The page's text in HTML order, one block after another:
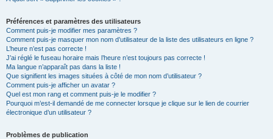
Préférences et paramètres des utilisateurs
Comment puis-je modifier mes paramètres ?
Comment puis-je masquer mon nom d’utilisateur de la liste des utilisateurs en ligne ?
L’heure n’est pas correcte !
J’ai réglé le fuseau horaire mais l’heure n’est toujours pas correcte !
Ma langue n’apparaît pas dans la liste !
Que signifient les images situées à côté de mon nom d’utilisateur ?
Comment puis-je afficher un avatar ?
Quel est mon rang et comment puis-je le modifier ?
Pourquoi m’est-il demandé de me connecter lorsque je clique sur le lien de courrier
électronique d’un utilisateur ?
Problèmes de publication